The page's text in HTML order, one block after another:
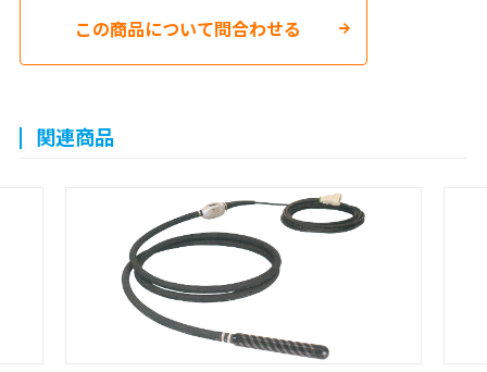
この商品について問合わせる
関連商品